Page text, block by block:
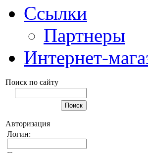
Ссылки
Партнеры
Интернет-
Поиск по сайту
Авторизация
Логин: